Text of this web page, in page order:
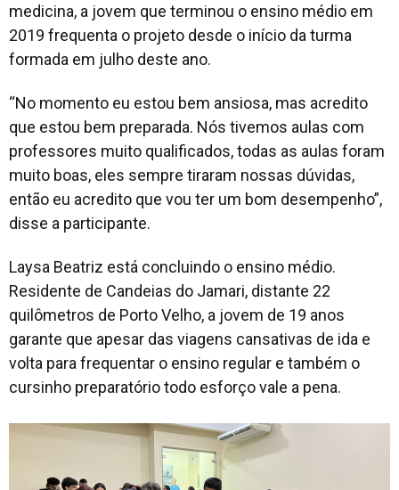
medicina, a jovem que terminou o ensino médio em
2019 frequenta o projeto desde o início da turma
formada em julho deste ano.
“No momento eu estou bem ansiosa, mas acredito
que estou bem preparada. Nós tivemos aulas com
professores muito qualificados, todas as aulas foram
muito boas, eles sempre tiraram nossas dúvidas,
então eu acredito que vou ter um bom desempenho”,
disse a participante.
Laysa Beatriz está concluindo o ensino médio.
Residente de Candeias do Jamari, distante 22
quilômetros de Porto Velho, a jovem de 19 anos
garante que apesar das viagens cansativas de ida e
volta para frequentar o ensino regular e também o
cursinho preparatório todo esforço vale a pena.